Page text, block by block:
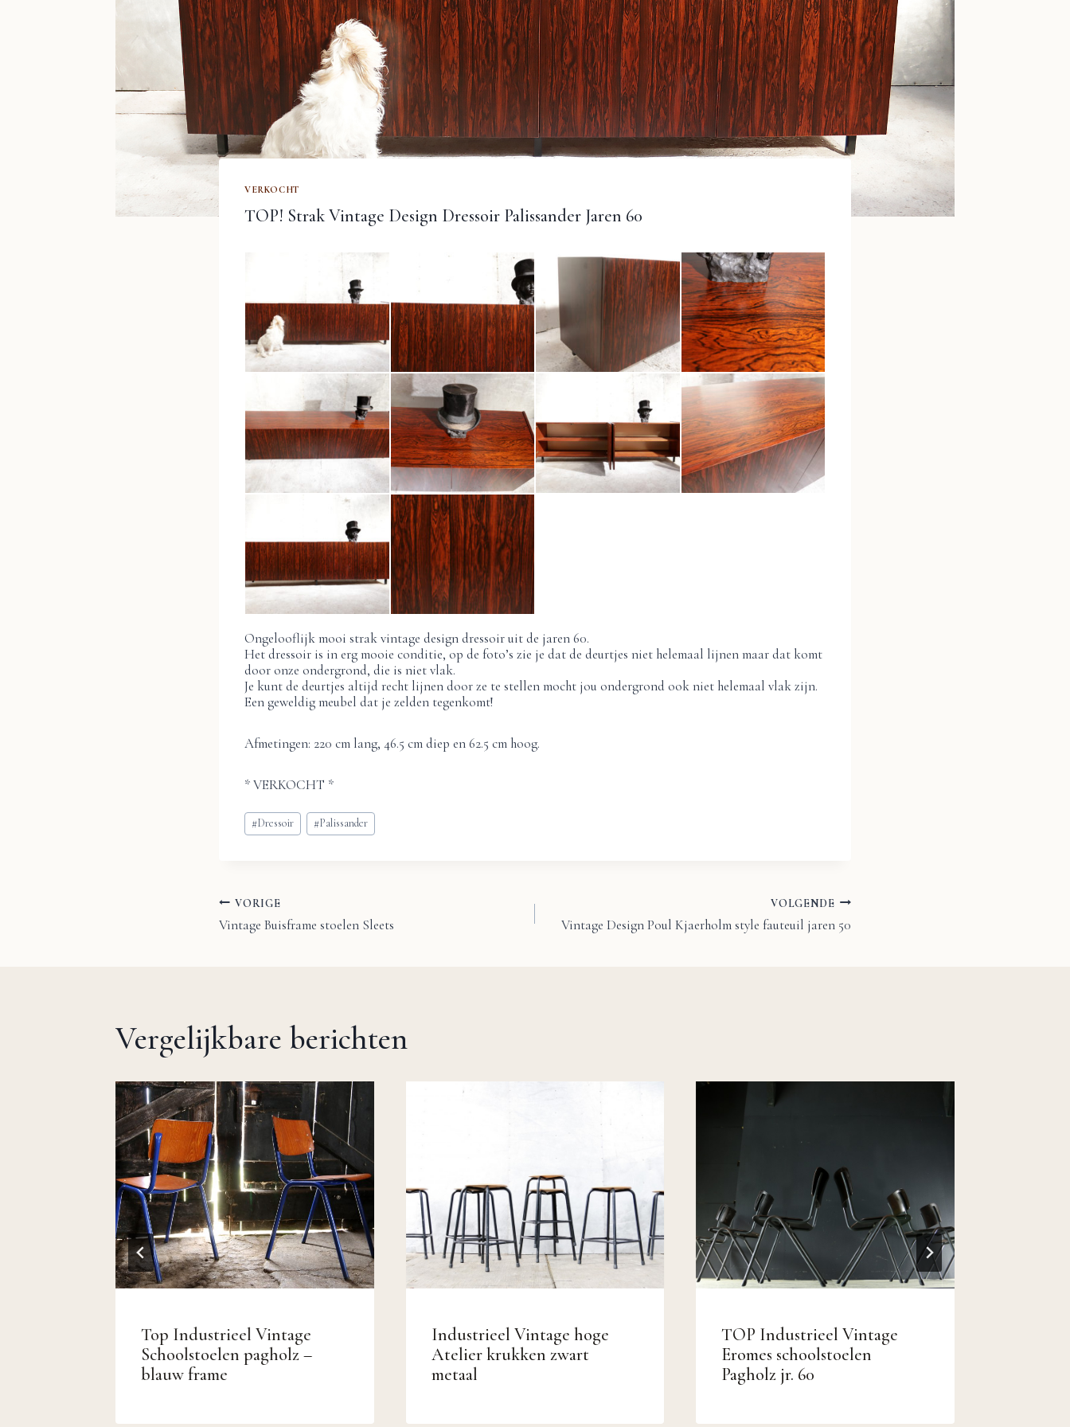
VERKOCHT
TOP! Strak Vintage Design Dressoir Palissander Jaren 60
Ongelooflijk mooi strak vintage design dressoir uit de jaren 60.
Het dressoir is in erg mooie conditie, op de foto’s zie je dat de deurtjes niet helemaal lijnen maar dat komt
door onze ondergrond, die is niet vlak.
Je kunt de deurtjes altijd recht lijnen door ze te stellen mocht jou ondergrond ook niet helemaal vlak zijn.
Een geweldig meubel dat je zelden tegenkomt!
Afmetingen: 220 cm lang, 46.5 cm diep en 62.5 cm hoog.
* VERKOCHT *
Bericht
tags:
#Dressoir #Palissander
Bericht
VORIGE
Vintage Buisframe stoelen Sleets
VOLGENDE
Vintage Design Poul Kjaerholm style fauteuil jaren 50
Vergelijkbare berichten
Top Industrieel Vintage
Schoolstoelen pagholz –
blauw frame
Industrieel Vintage hoge
Atelier krukken zwart
metaal
TOP Industrieel Vintage
Eromes schoolstoelen
Pagholz jr. 60